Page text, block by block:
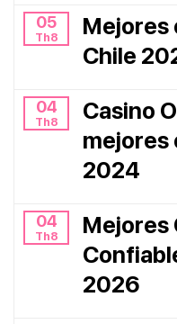
05
Th8
Mejores
Chile
04
Th8
Casino
mejores
2024
04
Th8
Mejores
2026